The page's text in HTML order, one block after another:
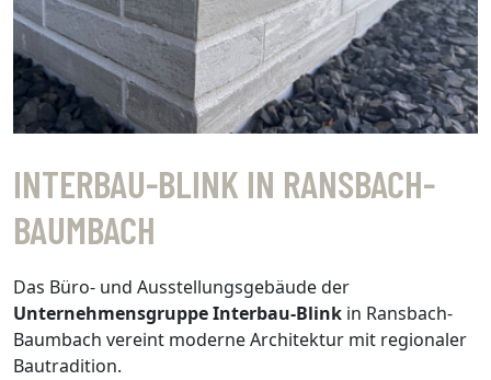
INTERBAU-BLINK IN RANSBACH-
BAUMBACH
Das Büro- und Ausstellungsgebäude der
Unternehmensgruppe Interbau-Blink in Ransbach-
Baumbach vereint moderne Architektur mit regionaler
Bautradition.